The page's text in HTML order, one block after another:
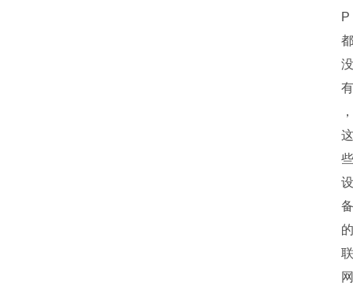
P
都
没
有
，
这
些
设
备
的
联
网